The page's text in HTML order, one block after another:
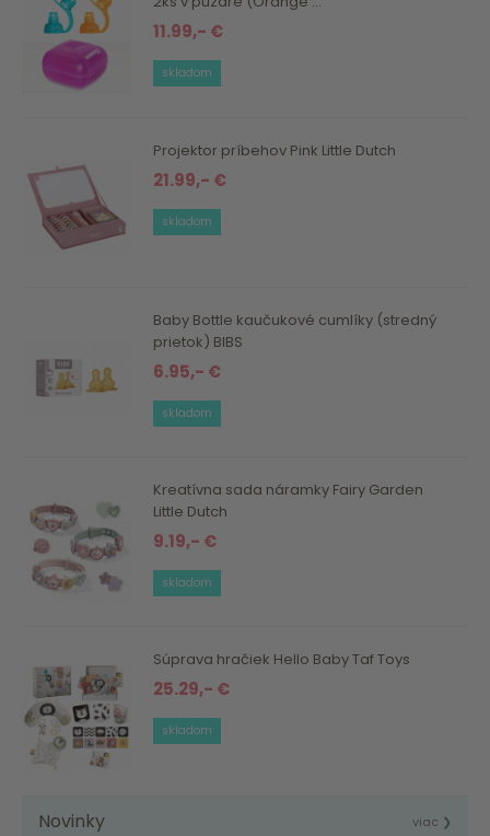
11.99,- €
skladom
Projektor príbehov Pink Little Dutch
21.99,- €
skladom
Baby Bottle kaučukové cumlíky (stredný
prietok) BIBS
6.95,- €
skladom
Kreatívna sada náramky Fairy Garden
Little Dutch
9.19,- €
skladom
Súprava hračiek Hello Baby Taf Toys
25.29,- €
skladom
Novinky viac ❯